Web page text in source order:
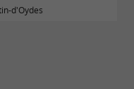
d'Oydes